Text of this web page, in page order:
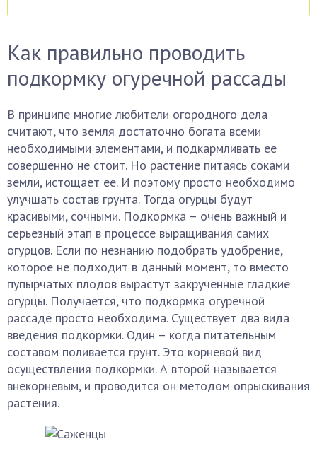
Как правильно проводить
подкормку огуречной рассады
В принципе многие любители огородного дела
считают, что земля достаточно богата всеми
необходимыми элементами, и подкармливать ее
совершенно не стоит. Но растение питаясь соками
земли, истощает ее. И поэтому просто необходимо
улучшать состав грунта. Тогда огурцы будут
красивыми, сочными. Подкормка – очень важный и
серьезный этап в процессе выращивания самих
огурцов. Если по незнанию подобрать удобрение,
которое не подходит в данный момент, то вместо
пупырчатых плодов вырастут закрученные гладкие
огурцы. Получается, что подкормка огуречной
рассаде просто необходима. Существует два вида
введения подкормки. Один – когда питательным
составом поливается грунт. Это корневой вид
осуществления подкормки. А второй называется
внекорневым, и проводится он методом опрыскивания
растения.